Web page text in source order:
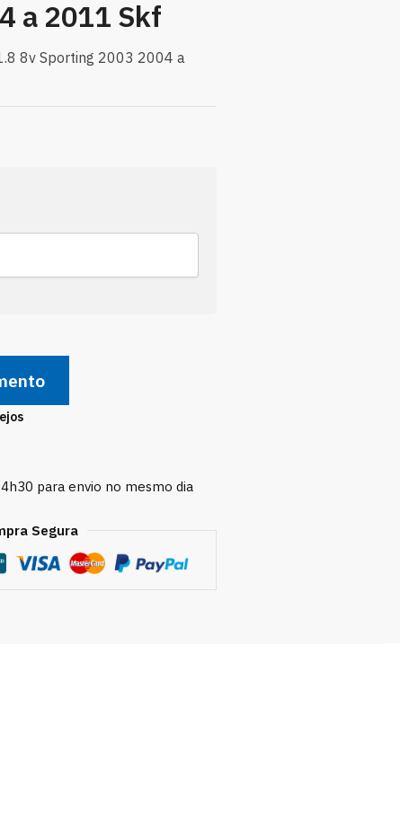
a 2011 Skf
8v Sporting 2003 2004 a
para envio no mesmo dia
Segura